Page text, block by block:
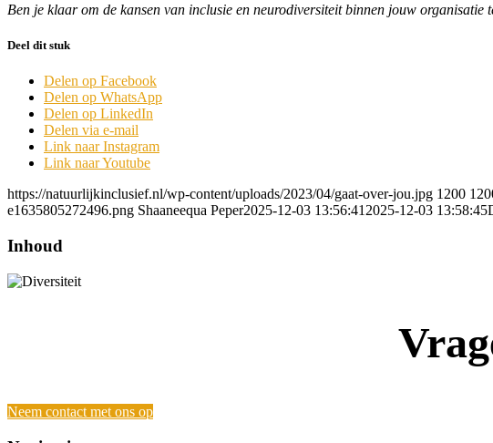
Ben je klaar om de kansen van inclusie en neurodiversiteit binnen jouw organisatie
Deel dit stuk
Delen op Facebook
Delen op WhatsApp
Delen op LinkedIn
Delen via e-mail
Link naar Instagram
Link naar Youtube
https://natuurlijkinclusief.nl/wp-content/uploads/2023/04/gaat-over-jou.jpg 1200
e1635805272496.png Shaaneequa Peper2025-12-03 13:56:41 2025-12-03 13:58:45
Inhoud
Neem contact met ons op